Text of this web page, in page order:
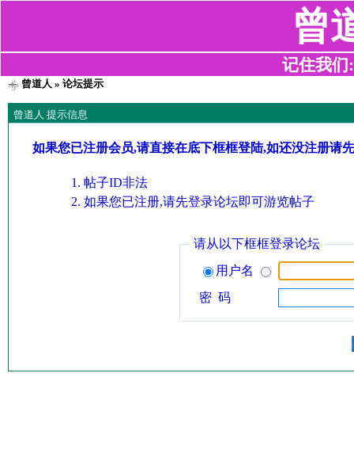
曾
记住我们
曾道人 » 论坛提示
曾道人 提示信息
如果您已注册会员,请直接在底下框框登陆,如还没注册请
帖子ID非法
如果您已注册,请先登录论坛即可游览帖子
请从以下框框登录论坛
用户名
密 码